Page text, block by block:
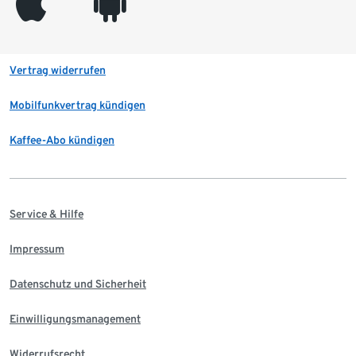
Vertrag widerrufen
Mobilfunkvertrag kündigen
Kaffee-Abo kündigen
Service & Hilfe
Impressum
Datenschutz und Sicherheit
Einwilligungsmanagement
Widerrufsrecht